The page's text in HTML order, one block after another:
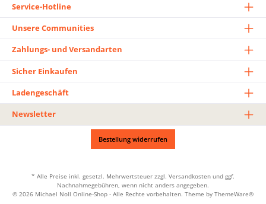
Service-Hotline
Unsere Communities
Zahlungs- und Versandarten
Sicher Einkaufen
Ladengeschäft
Newsletter
Bestellung widerrufen
* Alle Preise inkl. gesetzl. Mehrwertsteuer zzgl. Versandkosten und ggf.
Nachnahmegebühren, wenn nicht anders angegeben.
© 2026 Michael Noll Online-Shop - Alle Rechte vorbehalten. Theme by ThemeWare®